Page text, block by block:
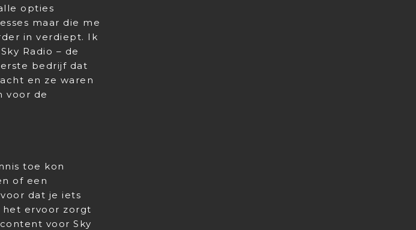
opties
maar die me
in verdiept. Ik
Radio – de
bedrijf dat
en ze waren
voor de
toe kon
of een
dat je iets
ervoor zorgt
voor Sky